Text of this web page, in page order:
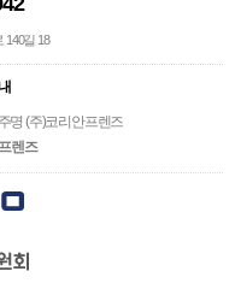
140길 18
명 (주)코리안프렌즈
렌즈